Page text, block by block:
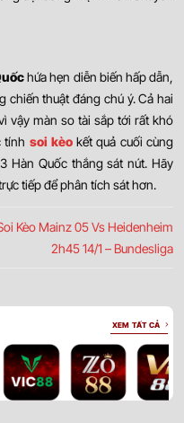
hứa hẹn diễn biến hấp dẫn,
chiến thuật đáng chú ý. Cả hai
vậy màn so tài sắp tới rất khó
tính soi kèokết quả cuối cùng
Hàn Quốc thắng sát nút. Hãy
tiếp để phân tích sát hơn.
Kèo Mainz 05 Vs Heidenheim
2h45 14/1 – Bundesliga
XEM TẤT CẢ